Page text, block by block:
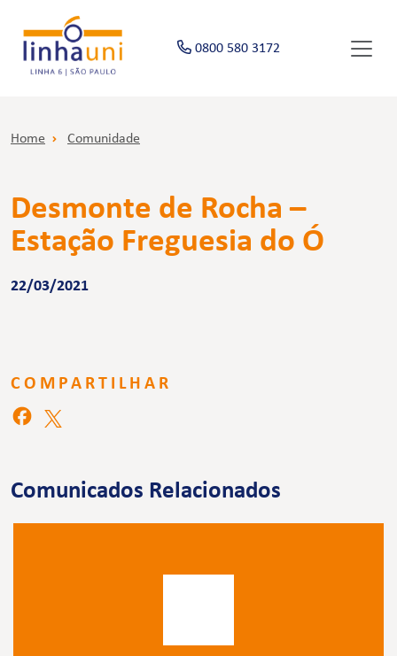
0800 580 3172
Home Comunidade
Desmonte de Rocha –
Estação Freguesia do Ó
22/03/2021
COMPARTILHAR
Comunicados Relacionados